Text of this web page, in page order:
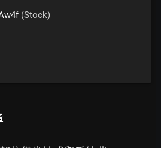
(Stock)